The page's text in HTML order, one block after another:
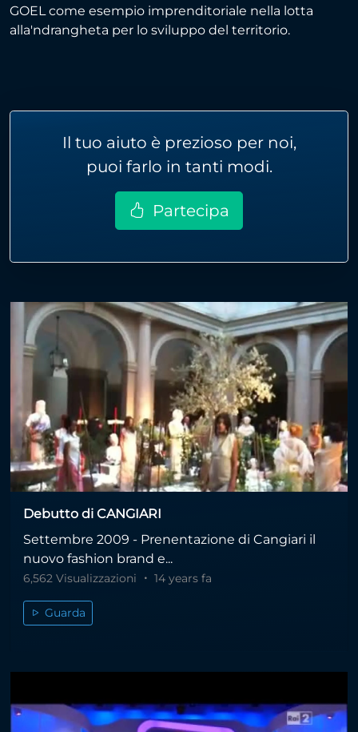
GOEL come esempio imprenditoriale nella lotta
alla'ndrangheta per lo sviluppo del territorio.
Il tuo aiuto è prezioso per noi,
puoi farlo in tanti modi.
Partecipa
Debutto di CANGIARI
Settembre 2009 - Prenentazione di Cangiari il
nuovo fashion brand e...
6,562 Visualizzazioni 14 years fa
Guarda